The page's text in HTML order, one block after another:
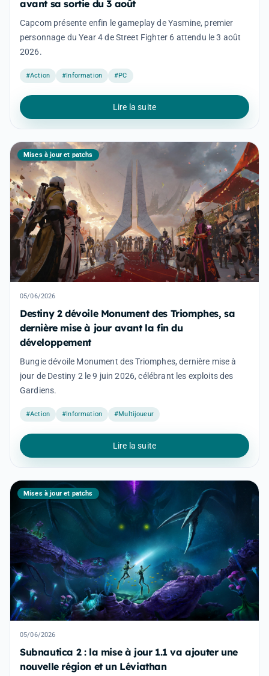
avant sa sortie du 3 août
Capcom présente enfin le gameplay de Yasmine, premier
personnage du Year 4 de Street Fighter 6 attendu le 3 août
2026.
#Action #Information #PC
Lire la suite
Mises à jour et patchs
05/06/2026
Destiny 2 dévoile Monument des Triomphes, sa
dernière mise à jour avant la fin du
développement
Bungie dévoile Monument des Triomphes, dernière mise à
jour de Destiny 2 le 9 juin 2026, célébrant les exploits des
Gardiens.
#Action #Information #Multijoueur
Lire la suite
Mises à jour et patchs
05/06/2026
Subnautica 2 : la mise à jour 1.1 va ajouter une
nouvelle région et un Léviathan